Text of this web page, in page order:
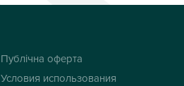
Публічна оферта
Условия использования